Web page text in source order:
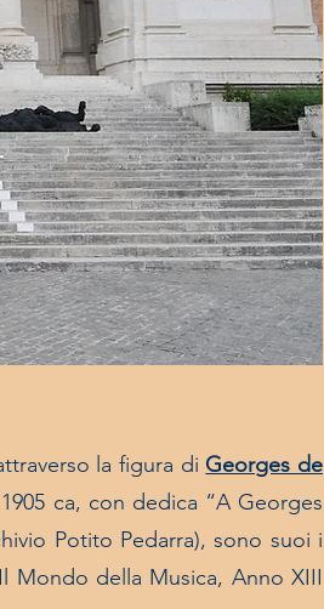
la figura di Georges de
ca, con dedica “A Georges
Potito Pedarra), sono suoi i
Mondo della Musica, Anno XIII